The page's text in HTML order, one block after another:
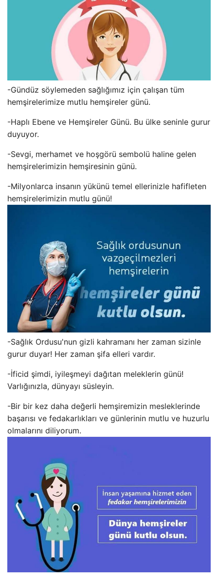
-Gündüz söylemeden sağlığımız için çalışan tüm
hemşirelerimize mutlu hemşireler günü.
-Haplı Ebene ve Hemşireler Günü. Bu ülke seninle gurur
duyuyor.
-Sevgi, merhamet ve hoşgörü sembolü haline gelen
hemşirelerimizin hemşiresinin günü.
-Milyonlarca insanın yükünü temel ellerinizle hafifleten
hemşirelerimizin mutlu günü!
-Sağlık Ordusu'nun gizli kahramanı her zaman sizinle
gurur duyar! Her zaman şifa elleri vardır.
-İficid şimdi, iyileşmeyi dağıtan meleklerin günü!
Varlığınızla, dünyayı süsleyin.
-Bir bir kez daha değerli hemşiremizin mesleklerinde
başarısı ve fedakarlıkları ve günlerinin mutlu ve huzurlu
olmalarını diliyorum.